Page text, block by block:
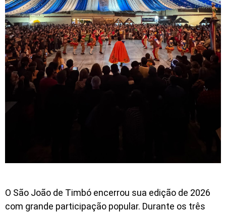
O São João de Timbó encerrou sua edição de 2026
com grande participação popular. Durante os três